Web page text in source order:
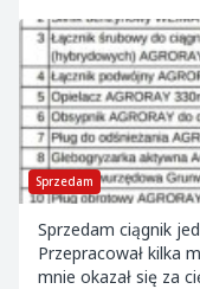
Sprzedam
Sprzedam ciągnik
Przepracował kilka
mnie okazał się za